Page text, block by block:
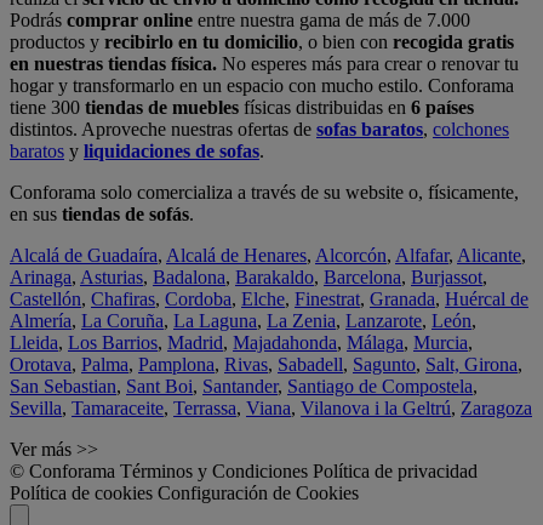
Podrás comprar online entre nuestra gama de más de 7.000
productos y recibirlo en tu domicilio, o bien con recogida gratis
en nuestras tiendas física. No esperes más para crear o renovar tu
hogar y transformarlo en un espacio con mucho estilo. Conforama
tiene 300 tiendas de muebles físicas distribuidas en 6 países
distintos. Aproveche nuestras ofertas de sofas baratos, colchones
baratos y liquidaciones de sofas.
Conforama solo comercializa a través de su website o, físicamente,
en sus tiendas de sofás.
Alcalá de Guadaíra, Alcalá de Henares, Alcorcón, Alfafar, Alicante,
Arinaga, Asturias, Badalona, Barakaldo, Barcelona, Burjassot,
Castellón, Chafiras, Cordoba, Elche, Finestrat, Granada, Huércal de
Almería, La Coruña, La Laguna, La Zenia, Lanzarote, León,
Lleida, Los Barrios, Madrid, Majadahonda, Málaga, Murcia,
Orotava, Palma, Pamplona, Rivas, Sabadell, Sagunto, Salt, Girona,
San Sebastian, Sant Boi, Santander, Santiago de Compostela,
Sevilla, Tamaraceite, Terrassa, Viana, Vilanova i la Geltrú, Zaragoza
Ver más >>
© Conforama Términos y Condiciones Política de privacidad
Política de cookies Configuración de Cookies